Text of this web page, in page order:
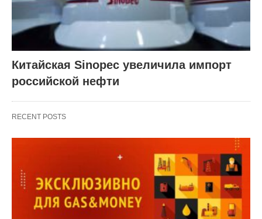
Китайская Sinopec увеличила импорт
российской нефти
RECENT POSTS